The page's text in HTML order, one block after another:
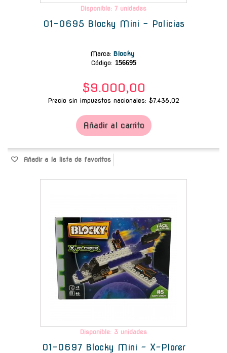
Disponible: 7 unidades
01-0695 Blocky Mini - Policias
Marca: Blocky
Código: 156695
$9.000,00
Precio sin impuestos nacionales: $7.438,02
Añadir al carrito
Añadir a la lista de favoritos
Disponible: 3 unidades
01-0697 Blocky Mini - X-Plorer